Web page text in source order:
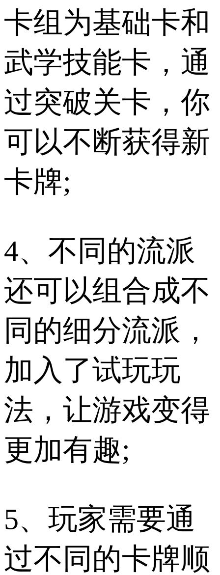
卡组为基础卡和
武学技能卡，通
过突破关卡，你
可以不断获得新
卡牌;
4、不同的流派
还可以组合成不
同的细分流派，
加入了试玩玩
法，让游戏变得
更加有趣;
5、玩家需要通
过不同的卡牌顺